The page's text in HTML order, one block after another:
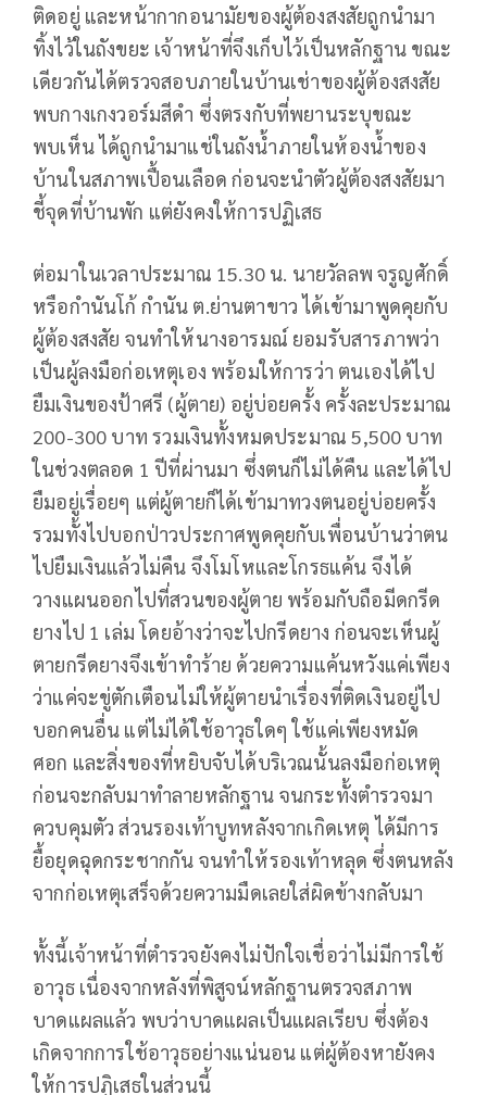
ติดอยู่ และหน้ากากอนามัยของผู้ต้องสงสัยถูกนำมา
ทิ้งไว้ในถังขยะ เจ้าหน้าที่จึงเก็บไว้เป็นหลักฐาน ขณะ
เดียวกันได้ตรวจสอบภายในบ้านเช่าของผู้ต้องสงสัย
พบกางเกงวอร์มสีดำ ซึ่งตรงกับที่พยานระบุขณะ
พบเห็น ได้ถูกนำมาแช่ในถังน้ำภายในห้องน้ำของ
บ้านในสภาพเปื้อนเลือด ก่อนจะนำตัวผู้ต้องสงสัยมา
ชี้จุดที่บ้านพัก แต่ยังคงให้การปฏิเสธ
ต่อมาในเวลาประมาณ 15.30 น. นายวัลลพ จรูญศักดิ์
หรือกำนันโก้ กำนัน ต.ย่านตาขาว ได้เข้ามาพูดคุยกับ
ผู้ต้องสงสัย จนทำให้นางอารมณ์ ยอมรับสารภาพว่า
เป็นผู้ลงมือก่อเหตุเอง พร้อมให้การว่า ตนเองได้ไป
ยืมเงินของป้าศรี (ผู้ตาย) อยู่บ่อยครั้ง ครั้งละประมาณ
200-300 บาท รวมเงินทั้งหมดประมาณ 5,500 บาท
ในช่วงตลอด 1 ปีที่ผ่านมา ซึ่งตนก็ไม่ได้คืน และได้ไป
ยืมอยู่เรื่อยๆ แต่ผู้ตายก็ได้เข้ามาทวงตนอยู่บ่อยครั้ง
รวมทั้งไปบอกป่าวประกาศพูดคุยกับเพื่อนบ้านว่าตน
ไปยืมเงินแล้วไม่คืน จึงโมโหและโกรธแค้น จึงได้
วางแผนออกไปที่สวนของผู้ตาย พร้อมกับถือมีดกรีด
ยางไป 1 เล่ม โดยอ้างว่าจะไปกรีดยาง ก่อนจะเห็นผู้
ตายกรีดยางจึงเข้าทำร้าย ด้วยความแค้นหวังแค่เพียง
ว่าแค่จะขู่ตักเตือนไม่ให้ผู้ตายนำเรื่องที่ติดเงินอยู่ไป
บอกคนอื่น แต่ไม่ได้ใช้อาวุธใดๆ ใช้แค่เพียงหมัด
ศอก และสิ่งของที่หยิบจับได้บริเวณนั้นลงมือก่อเหตุ
ก่อนจะกลับมาทำลายหลักฐาน จนกระทั้งตำรวจมา
ควบคุมตัว ส่วนรองเท้าบูทหลังจากเกิดเหตุ ได้มีการ
ยื้อยุดฉุดกระชากกัน จนทำให้รองเท้าหลุด ซึ่งตนหลัง
จากก่อเหตุเสร็จด้วยความมืดเลยใส่ผิดข้างกลับมา
ทั้งนี้เจ้าหน้าที่ตำรวจยังคงไม่ปักใจเชื่อว่าไม่มีการใช้
อาวุธ เนื่องจากหลังที่พิสูจน์หลักฐานตรวจสภาพ
บาดแผลแล้ว พบว่าบาดแผลเป็นแผลเรียบ ซึ่งต้อง
เกิดจากการใช้อาวุธอย่างแน่นอน แต่ผู้ต้องหายังคง
ให้การปฏิเสธในส่วนนี้